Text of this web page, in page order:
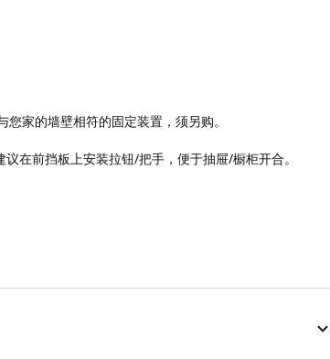
家的墙壁相符的固定装置，须另购。
在前挡板上安装拉钮/把手，便于抽屉/橱柜开合。